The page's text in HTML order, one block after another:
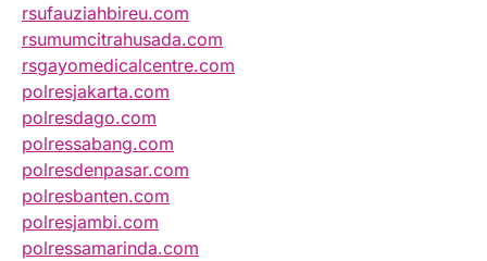
rsufauziahbireu.com
rsumumcitrahusada.com
rsgayomedicalcentre.com
polresjakarta.com
polresdago.com
polressabang.com
polresdenpasar.com
polresbanten.com
polresjambi.com
polressamarinda.com